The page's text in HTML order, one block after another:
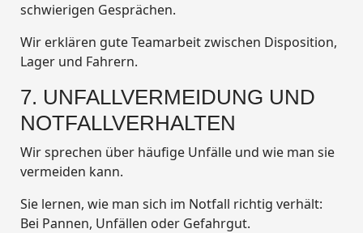
schwierigen Gesprächen.
Wir erklären gute Teamarbeit zwischen Disposition,
Lager und Fahrern.
7. UNFALLVERMEIDUNG UND
NOTFALLVERHALTEN
Wir sprechen über häufige Unfälle und wie man sie
vermeiden kann.
Sie lernen, wie man sich im Notfall richtig verhält:
Bei Pannen, Unfällen oder Gefahrgut.